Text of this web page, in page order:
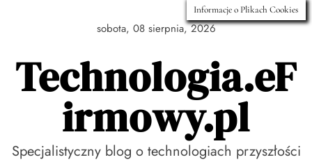
sobota, 08 sierpnia, 2026
Technologia.eF
irmowy.pl
Specjalistyczny blog o technologiach przyszłości
Informacje o Plikach Cookies